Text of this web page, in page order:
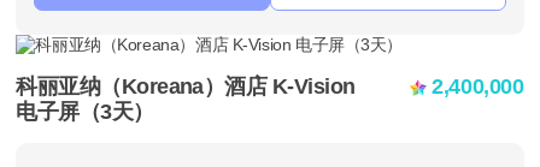
科丽亚纳（Koreana）酒店 K-Vision
电子屏（3天）
2,400,000